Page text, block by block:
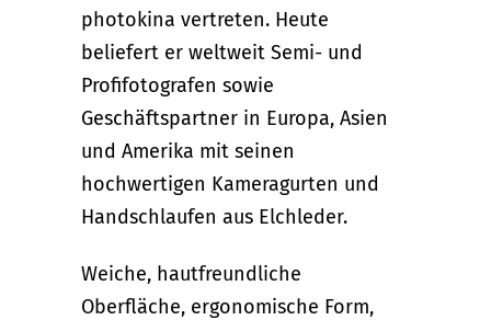
photokina vertreten. Heute
beliefert er weltweit Semi- und
Profifotografen sowie
Geschäftspartner in Europa, Asien
und Amerika mit seinen
hochwertigen Kameragurten und
Handschlaufen aus Elchleder.
Weiche, hautfreundliche
Oberfläche, ergonomische Form,